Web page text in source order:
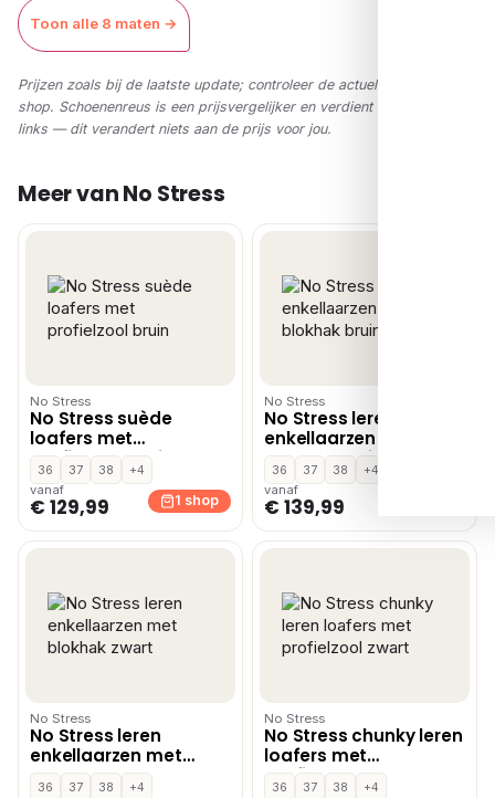
Toon alle 8 maten →
Prijzen zoals bij de laatste update; controleer de actuele prijs in de
shop. Schoenenreus is een prijsvergelijker en verdient via affiliate-
links — dit verandert niets aan de prijs voor jou.
Meer van No Stress
No Stress
No Stress suède
loafers met
profielzool bruin
36 37 38
+4
vanaf
€ 129,99 1 shop
No Stress
No Stress leren
enkellaarzen met
blokhak bruin
36 37 38
+4
vanaf
€ 139,99
No Stress
No Stress leren
enkellaarzen met
blokhak zwart
36 37 38
+4
No Stress
No Stress chunky leren
loafers met
profielzool zwart
36 37 38
+4